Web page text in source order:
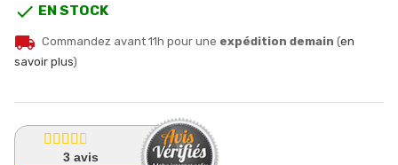
 EN STOCK
local_shipping Commandez avant 11h pour une expédition demain (en
savoir plus)
3avis